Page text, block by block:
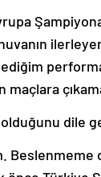
maçlara
dile